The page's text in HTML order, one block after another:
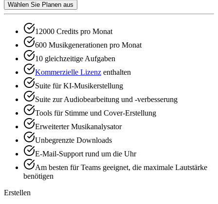
Wählen Sie Planen aus
12000 Credits pro Monat
600 Musikgenerationen pro Monat
10 gleichzeitige Aufgaben
Kommerzielle Lizenz enthalten
Suite für KI-Musikerstellung
Suite zur Audiobearbeitung und -verbesserung
Tools für Stimme und Cover-Erstellung
Erweiterter Musikanalysator
Unbegrenzte Downloads
E-Mail-Support rund um die Uhr
Am besten für Teams geeignet, die maximale Lautstärke
benötigen
Erstellen